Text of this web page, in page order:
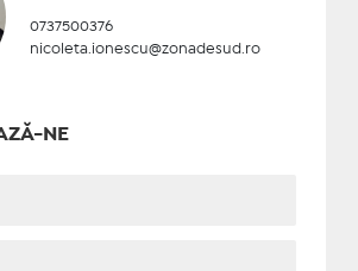
0737500376
nicoleta.ionescu@zonadesud.ro
NE